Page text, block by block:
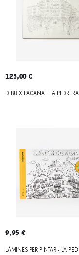
125,00 €
DIBUIX FAÇANA - LA PEDRERA
9,95 €
LÀMINES PER PINTAR - LA